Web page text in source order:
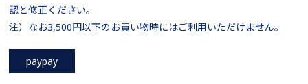
認と修正ください。
注）なお3,500円以下のお買い物時にはご利用いただけません。
paypay